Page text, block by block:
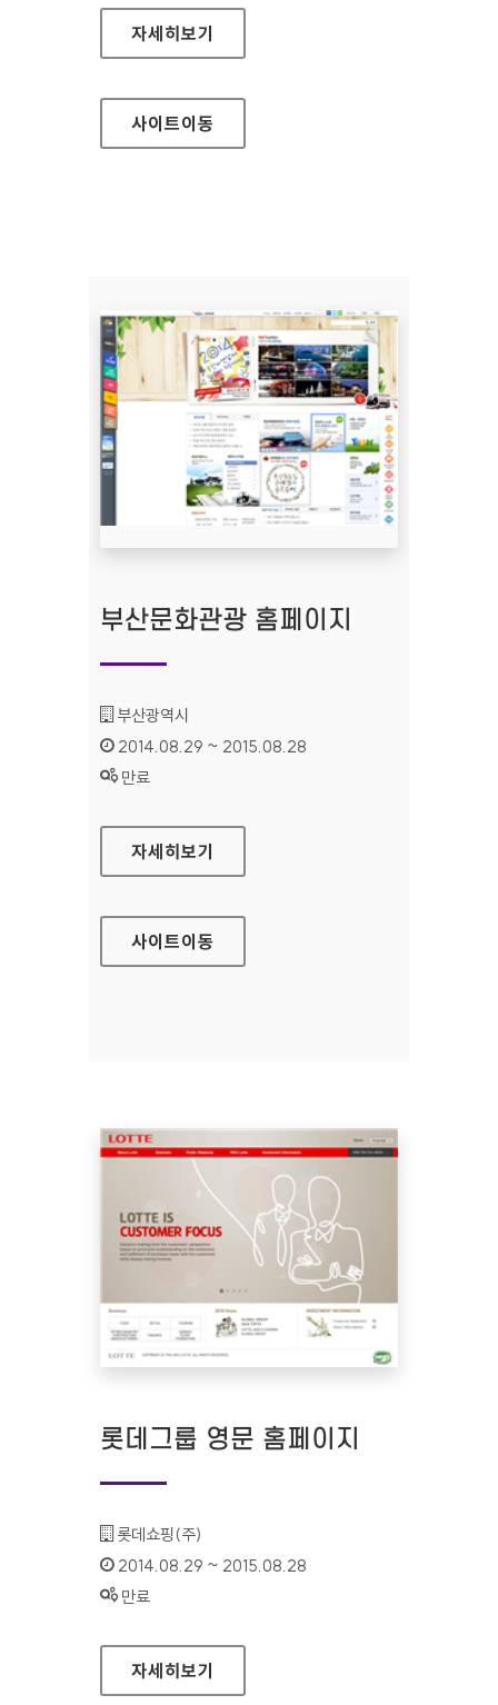
휴먼테크논문대상 홈페이지
자세히보기
사이트이동
부산문화관광 홈페이지
기관명 :
부산광역시
인증기간 :
2014.08.29 ~ 2015.08.28
상태 :
만료
부산문화관광 홈페이지
자세히보기
사이트이동
롯데그룹 영문 홈페이지
기관명 :
롯데쇼핑(주)
인증기간 :
2014.08.29 ~ 2015.08.28
상태 :
만료
롯데그룹 영문 홈페이지
자세히보기